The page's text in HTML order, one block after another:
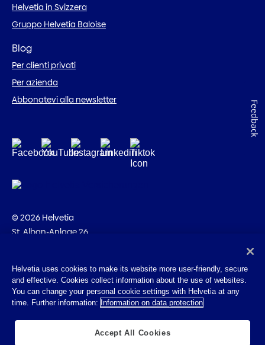
Helvetia in Svizzera
Gruppo Helvetia Baloise
Blog
Per clienti privati
Per azienda
Abbonatevi alla newsletter
© 2026 Helvetia
St. Alban-Anlage 26
Impressum
Disposizioni giuridiche
Helvetia uses cookies to make its website more user-friendly, secure
and effective. Cookies collect information about the use of websites.
You can change your personal cookie settings with Helvetia at any
time. Further information: Information on data protection
Accept All Cookies
Feedback